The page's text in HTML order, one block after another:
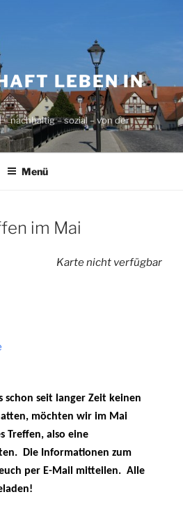
LEBEN IN
nachhaltig – sozial – von der
Menü
im Mai
Karte nicht verfügbar
schon seit langer Zeit keinen
möchten wir im Mai
Treffen, also eine
Die Informationen zum
per E-Mail mitteilen. Alle